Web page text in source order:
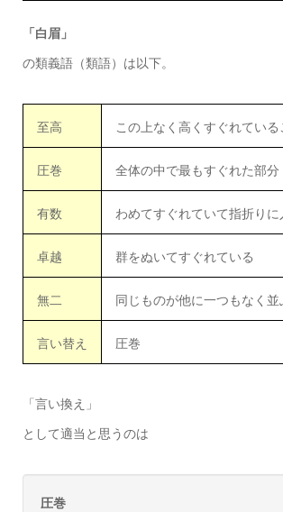
「白眉」
の類義語（類語）は以下。
至高 この上なく高くすぐれている
圧巻 全体の中で最もすぐれた部分
有数 わめてすぐれていて指折りに
卓越 群をぬいてすぐれている
無二 同じものが他に一つもなく
言い替え 圧巻
「言い換え」
として適当と思うのは
圧巻